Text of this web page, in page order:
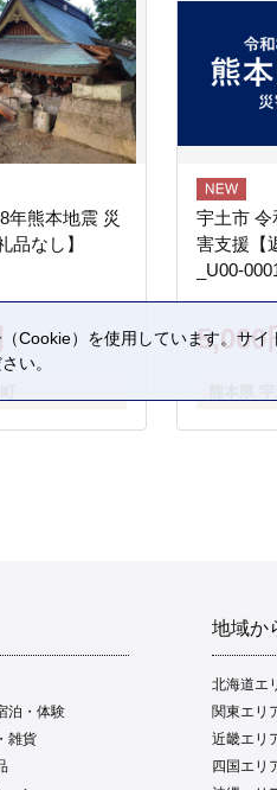
年熊本地震 災
品なし】
宇土市 令
害支援【
_U00-
5,000
泊・体験
雑貨
地域か
北海道エ
関東エリ
近畿エリ
四国エリ
Cookie）を使用しています。サ
い。